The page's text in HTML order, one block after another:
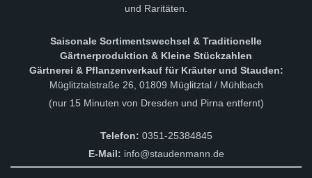
und Raritäten.
Saisonale Sortimentswechsel & Traditionelle
Gärtnerproduktion & Kleine Stückzahlen
Gärtnerei & Pflanzenverkauf für Kräuter und Stauden:
Müglitztalstraße 26, 01809 Müglitztal / Mühlbach
(nur 15 Minuten von Dresden und Pirna entfernt)
Telefon: 0351-25384845
E-Mail: info@staudenmann.de